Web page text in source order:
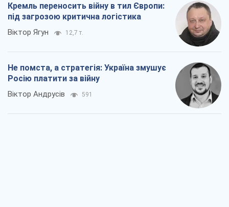
Кремль переносить війну в тил Європи:
під загрозою критична логістика
Віктор Ягун 12,7 т.
Не помста, а стратегія: Україна змушує
Росію платити за війну
Віктор Андрусів 591